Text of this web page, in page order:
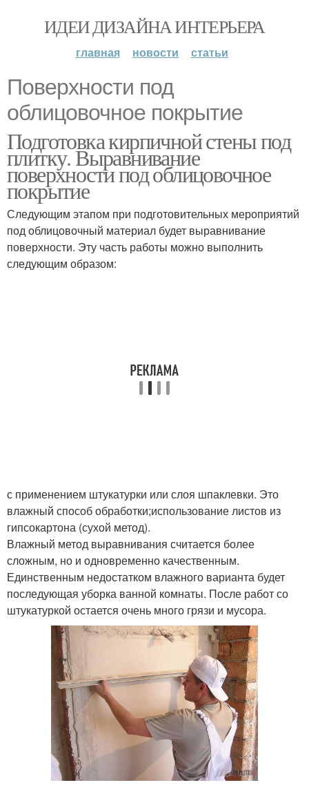
ИДЕИ ДИЗАЙНА ИНТЕРЬЕРА
главная новости статьи
Поверхности под
облицовочное покрытие
Подготовка кирпичной стены под
плитку. Выравнивание
поверхности под облицовочное
покрытие
Следующим этапом при подготовительных мероприятий
под облицовочный материал будет выравнивание
поверхности. Эту часть работы можно выполнить
следующим образом:
с применением штукатурки или слоя шпаклевки. Это
влажный способ обработки;использование листов из
гипсокартона (сухой метод).
Влажный метод выравнивания считается более
сложным, но и одновременно качественным.
Единственным недостатком влажного варианта будет
последующая уборка ванной комнаты. После работ со
штукатуркой остается очень много грязи и мусора.